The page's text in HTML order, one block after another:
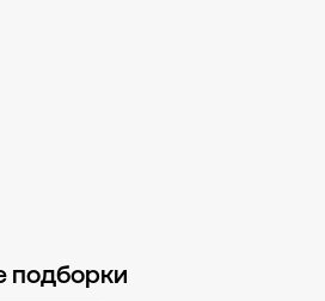
подборки
ЗОЛОТОЙ Блог